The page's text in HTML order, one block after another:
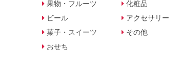
果物・フルーツ
ビール
菓子・スイーツ
おせち
化粧品
アクセサリー
その他